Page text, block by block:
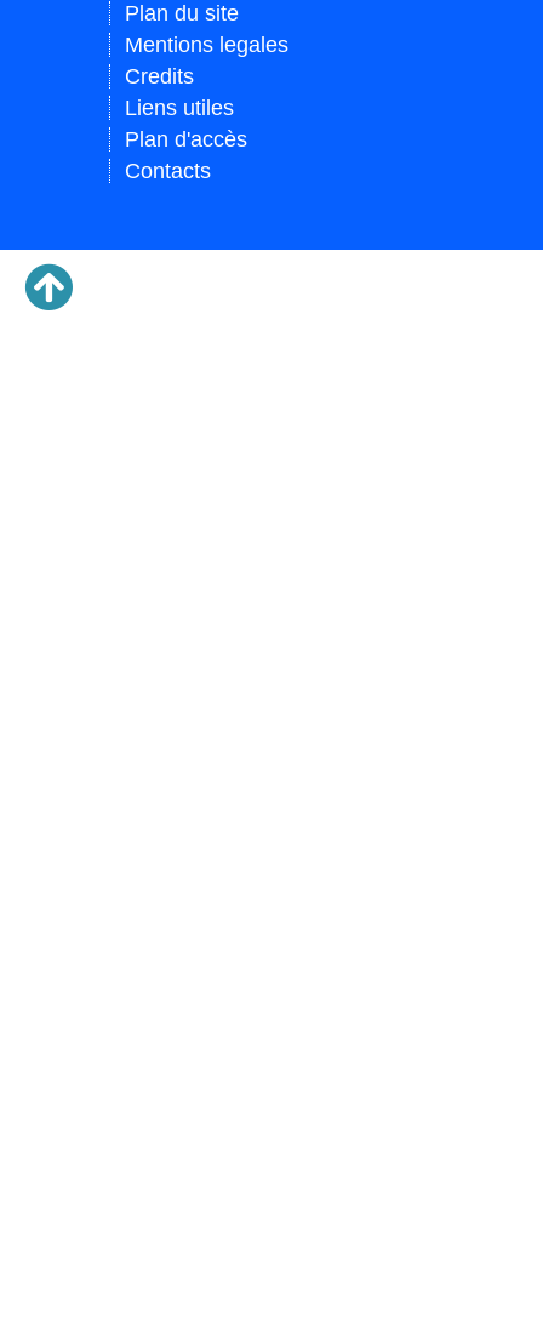
Plan du site
Mentions legales
Credits
Liens utiles
Plan d'accès
Contacts